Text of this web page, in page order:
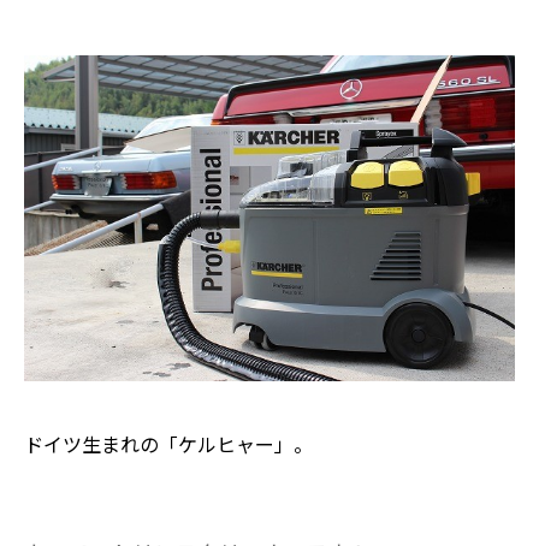
ドイツ生まれの「ケルヒャー」。